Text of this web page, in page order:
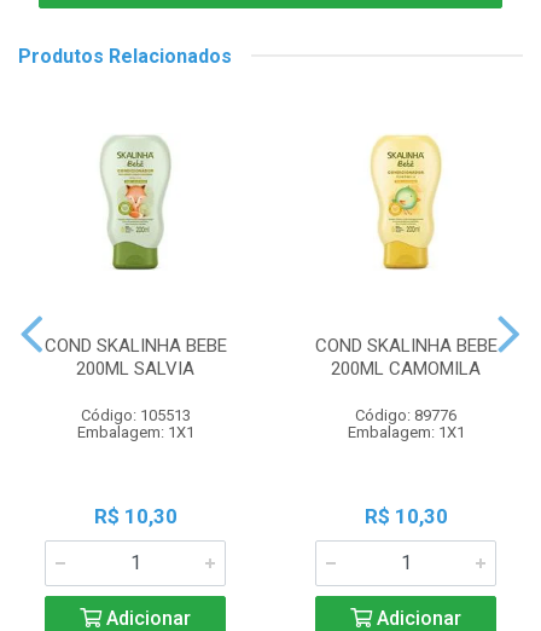
Produtos Relacionados
COND SKALINHA BEBE
200ML SALVIA
Código: 105513
Embalagem: 1X1
R$ 10,30
Adicionar
COND SKALINHA BEBE
200ML CAMOMILA
Código: 89776
Embalagem: 1X1
R$ 10,30
Adicionar